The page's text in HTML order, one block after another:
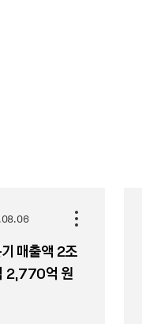
매출액 2조
2,770억 원